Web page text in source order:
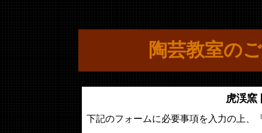
陶芸教室の
虎渓窯
下記のフォームに必要事項を入力の上、